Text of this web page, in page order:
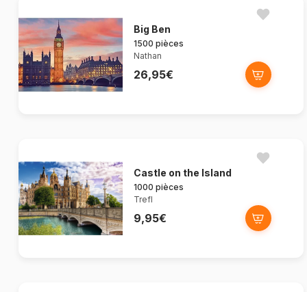
Big Ben
1500 pièces
Nathan
26,95€
Castle on the Island
1000 pièces
Trefl
9,95€